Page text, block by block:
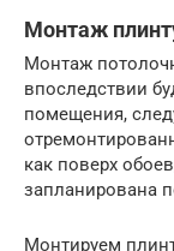
Монтаж
Монтаж
впоследствии
помещения,
как поверх
запланирована
Монтируем